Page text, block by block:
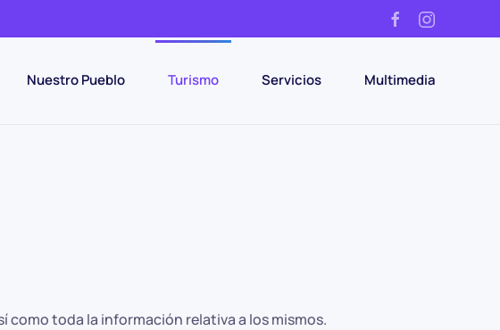
Nuestro Pueblo Turismo Servicios Multimedia
toda la información relativa a los mismos.